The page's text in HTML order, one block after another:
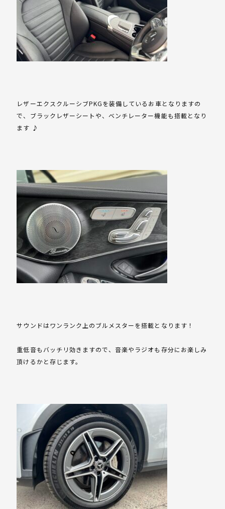
レザーエクスクルーシブPKGを装備しているお車となりますの
で、ブラックレザーシートや、ベンチレーター機能も搭載となり
ます ♪
サウンドはワンランク上のブルメスターを搭載となります！
重低音もバッチリ効きますので、音楽やラジオも存分にお楽しみ
頂けるかと存じます。